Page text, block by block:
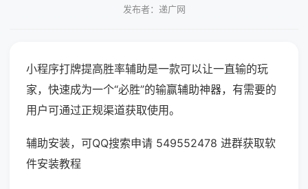
发布者：递广网
小程序打牌提高胜率辅助是一款可以让一直输的玩
家，快速成为一个“必胜”的输赢辅助神器，有需要的
用户可通过正规渠道获取使用。
辅助安装，可QQ搜索申请 549552478 进群获取软
件安装教程